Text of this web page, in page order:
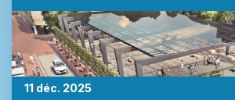
11 déc. 2025